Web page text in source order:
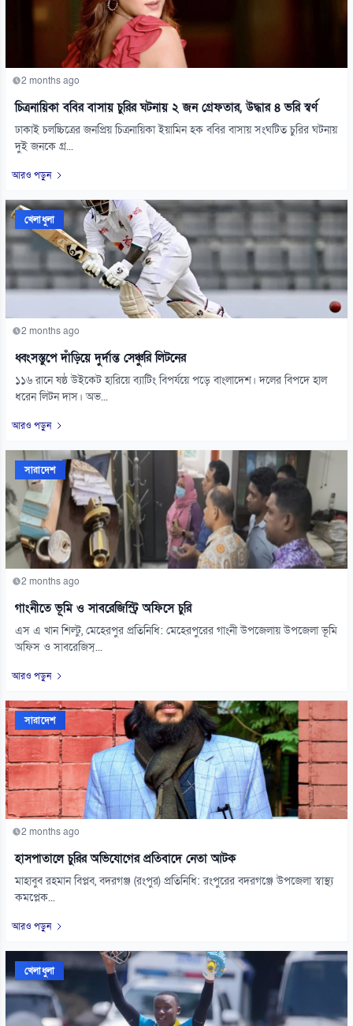
2 months ago
চিত্রনায়িকা ববির বাসায় চুরির ঘটনায় ২ জন গ্রেফতার, উদ্ধার ৪ ভরি স্বর্ণ
ঢাকাই চলচ্চিত্রের জনপ্রিয় চিত্রনায়িকা ইয়ামিন হক ববির বাসায় সংঘটিত চুরির ঘটনায়
দুই জনকে গ্র...
আরও পড়ুন
খেলাধুলা
2 months ago
ধ্বংসস্তুপে দাঁড়িয়ে দুর্দান্ত সেঞ্চুরি লিটনের
১১৬ রানে ষষ্ঠ উইকেট হারিয়ে ব্যাটিং বিপর্যয়ে পড়ে বাংলাদেশ। দলের বিপদে হাল
ধরেন লিটন দাস। অভ...
আরও পড়ুন
সারাদেশ
2 months ago
গাংনীতে ভূমি ও সাবরেজিস্ট্রি অফিসে চুরি
এস এ খান শিল্টু, মেহেরপুর প্রতিনিধি: মেহেরপুরের গাংনী উপজেলায় উপজেলা ভূমি
অফিস ও সাবরেজিস্...
আরও পড়ুন
সারাদেশ
2 months ago
হাসপাতালে চুরির অভিযোগের প্রতিবাদে নেতা আটক
মাহাবুব রহমান বিপ্লব, বদরগঞ্জ (রংপুর) প্রতিনিধি: রংপুরের বদরগঞ্জে উপজেলা স্বাস্থ্য
কমপ্লেক...
আরও পড়ুন
খেলাধুলা